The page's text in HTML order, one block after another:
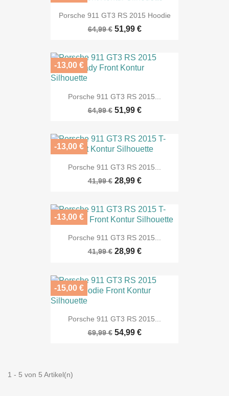
Porsche 911 GT3 RS 2015 Hoodie
64,99 € 51,99 €
Porsche 911 GT3 RS 2015...
64,99 € 51,99 €
-13,00 €
Porsche 911 GT3 RS 2015...
41,99 € 28,99 €
-13,00 €
Porsche 911 GT3 RS 2015...
41,99 € 28,99 €
-13,00 €
Porsche 911 GT3 RS 2015...
69,99 € 54,99 €
-15,00 €
1 - 5 von 5 Artikel(n)